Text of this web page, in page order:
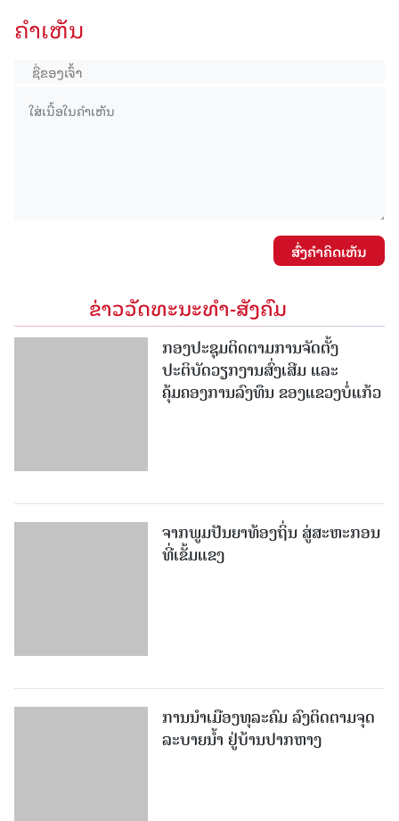
ຄໍາເຫັນ
ສົ່ງຄໍາຄິດເຫັນ
ຂ່າວວັດທະນະທຳ-ສັງຄົມ
ກອງປະຊຸມຕິດຕາມການຈັດຕັ້ງ
ປະຕິບັດວຽກງານສົ່ງເສີມ ແລະ
ຄຸ້ມຄອງການລົງທຶນ ຂອງແຂວງບໍ່ແກ້ວ
ຈາກພູມປັນຍາທ້ອງຖິ່ນ ສູ່ສະຫະກອນ
ທີ່ເຂັ້ມແຂງ
ການນໍາເມືອງທຸລະຄົມ ລົງຕິດຕາມຈຸດ
ລະບາຍນໍ້າ ຢູ່ບ້ານປາກຫາງ